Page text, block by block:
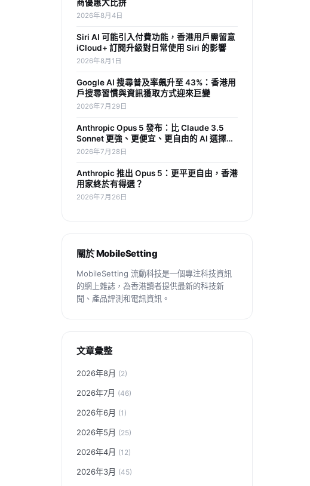
商優惠大比拼
2026年8月4日
Siri AI 可能引入付費功能，香港用戶需留意
iCloud+ 訂閱升級對日常使用 Siri 的影響
2026年8月1日
Google AI 搜尋普及率飆升至 43%：香港用
戶搜尋習慣與資訊獲取方式迎來巨變
2026年7月29日
Anthropic Opus 5 發布：比 Claude 3.5
Sonnet 更強、更便宜、更自由的 AI 選擇，
香港用家如何受惠？
2026年7月28日
Anthropic 推出 Opus 5：更平更自由，香港
用家終於有得選？
2026年7月26日
關於 MobileSetting
MobileSetting 流動科技是一個專注科技資訊
的網上雜誌，為香港讀者提供最新的科技新
聞、產品評測和電訊資訊。
文章彙整
2026年8月 (2)
2026年7月 (46)
2026年6月 (1)
2026年5月 (25)
2026年4月 (12)
2026年3月 (45)